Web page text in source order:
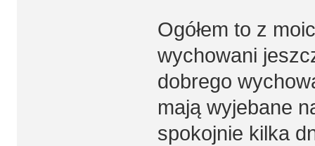
Ogółem to z
wychowani
dobrego
mają wyjebane
spokojnie kilka